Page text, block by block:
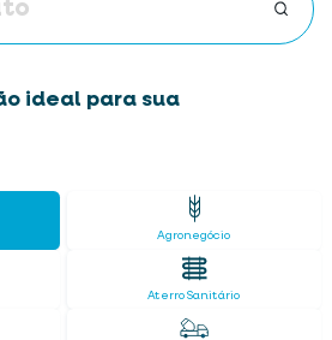
ideal para sua
Agronegócio
Aterro Sanitário